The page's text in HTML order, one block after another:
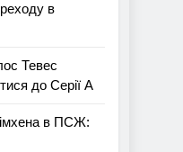
в
Тевес
до Серії А
в ПСЖ: